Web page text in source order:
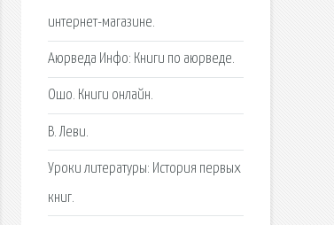
интернет-магазине.
Аюрведа Инфо: Книги по аюрведе.
Ошо. Книги онлайн.
В. Леви.
Уроки литературы: История первых
книг.